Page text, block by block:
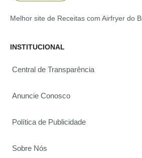
Melhor site de Receitas com Airfryer do
INSTITUCIONAL
Central de Transparência
Anuncie Conosco
Política de Publicidade
Sobre Nós